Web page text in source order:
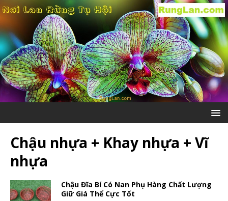
Chậu nhựa + Khay nhựa + Vĩ
nhựa
Chậu Đĩa Bí Có Nan Phụ Hàng Chất Lượng
Giữ Giá Thể Cực Tốt